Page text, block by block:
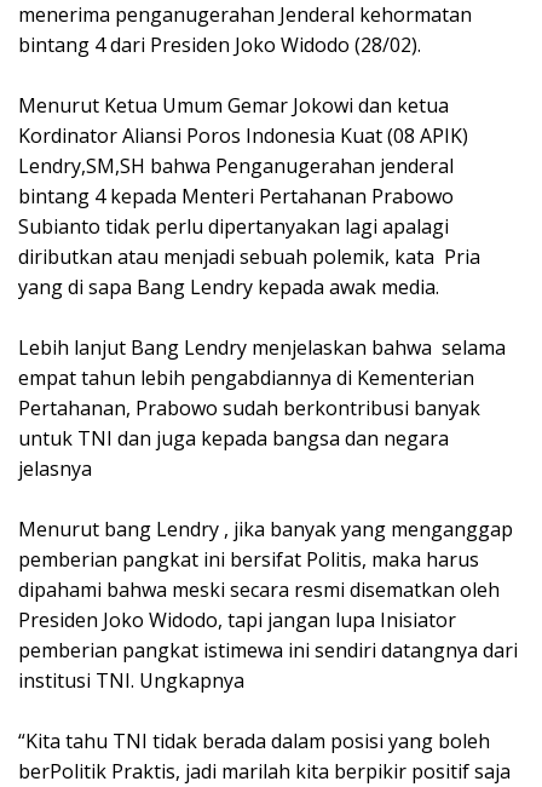
menerima penganugerahan Jenderal kehormatan
bintang 4 dari Presiden Joko Widodo (28/02).
Menurut Ketua Umum Gemar Jokowi dan ketua
Kordinator Aliansi Poros Indonesia Kuat (08 APIK)
Lendry,SM,SH bahwa Penganugerahan jenderal
bintang 4 kepada Menteri Pertahanan Prabowo
Subianto tidak perlu dipertanyakan lagi apalagi
diributkan atau menjadi sebuah polemik, kata Pria
yang di sapa Bang Lendry kepada awak media.
Lebih lanjut Bang Lendry menjelaskan bahwa selama
empat tahun lebih pengabdiannya di Kementerian
Pertahanan, Prabowo sudah berkontribusi banyak
untuk TNI dan juga kepada bangsa dan negara
jelasnya
Menurut bang Lendry , jika banyak yang menganggap
pemberian pangkat ini bersifat Politis, maka harus
dipahami bahwa meski secara resmi disematkan oleh
Presiden Joko Widodo, tapi jangan lupa Inisiator
pemberian pangkat istimewa ini sendiri datangnya dari
institusi TNI. Ungkapnya
“Kita tahu TNI tidak berada dalam posisi yang boleh
berPolitik Praktis, jadi marilah kita berpikir positif saja